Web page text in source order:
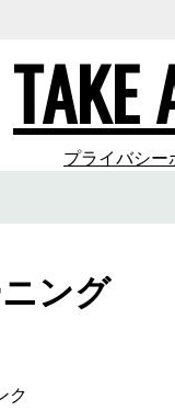
TAKE
プライバシー
ング
ク